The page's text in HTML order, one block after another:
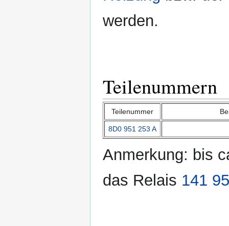
werden.
Teilenummern
Teilenummer
8D0 951 253 A
Anmerkung: bis
das Relais 141